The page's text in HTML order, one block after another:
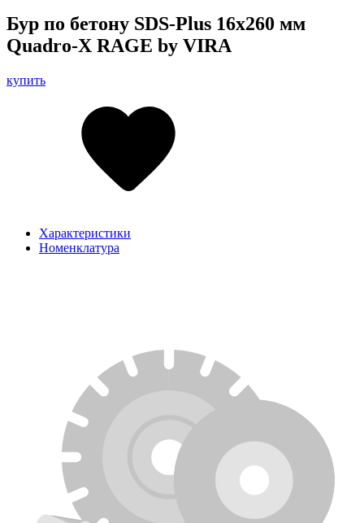
Бур по бетону SDS-Plus 16х260 мм
Quadro-X RAGE by VIRA
купить
Характеристики
Номенклатура